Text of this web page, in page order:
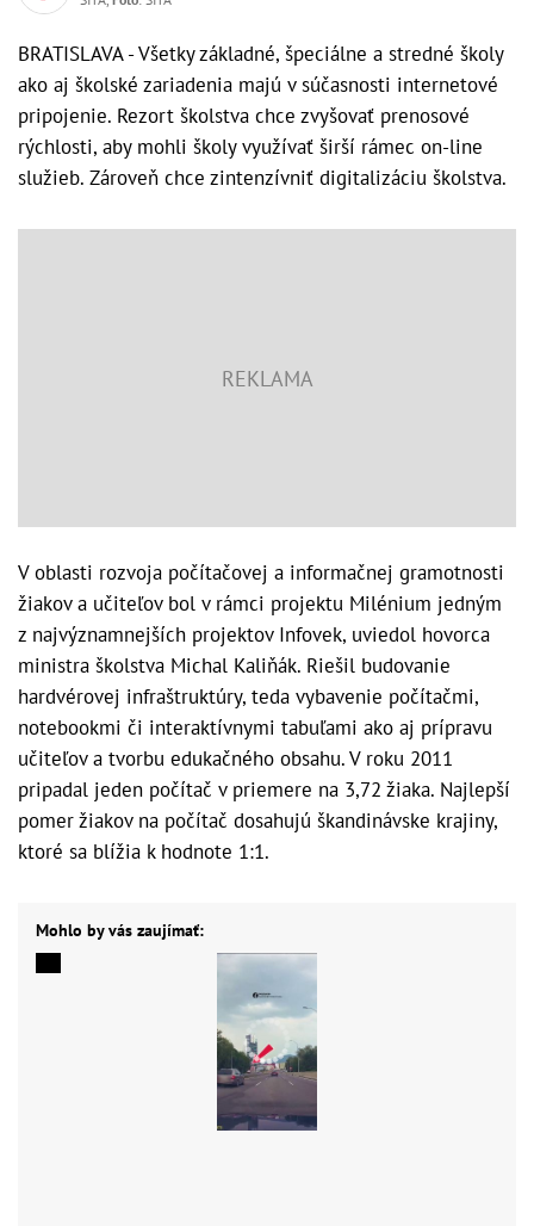
BRATISLAVA - Všetky základné, špeciálne a stredné školy
ako aj školské zariadenia majú v súčasnosti internetové
pripojenie. Rezort školstva chce zvyšovať prenosové
rýchlosti, aby mohli školy využívať širší rámec on-line
služieb. Zároveň chce zintenzívniť digitalizáciu školstva.
V oblasti rozvoja počítačovej a informačnej gramotnosti
žiakov a učiteľov bol v rámci projektu Milénium jedným
z najvýznamnejších projektov Infovek, uviedol hovorca
ministra školstva Michal Kaliňák. Riešil budovanie
hardvérovej infraštruktúry, teda vybavenie počítačmi,
notebookmi či interaktívnymi tabuľami ako aj prípravu
učiteľov a tvorbu edukačného obsahu. V roku 2011
pripadal jeden počítač v priemere na 3,72 žiaka. Najlepší
pomer žiakov na počítač dosahujú škandinávske krajiny,
ktoré sa blížia k hodnote 1:1.
Mohlo by vás zaujímať: